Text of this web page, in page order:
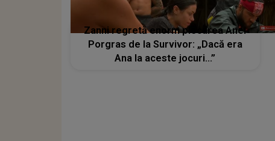
Zanni regretă enorm plecarea Anei
Porgras de la Survivor: „Dacă era
Ana la aceste jocuri...”